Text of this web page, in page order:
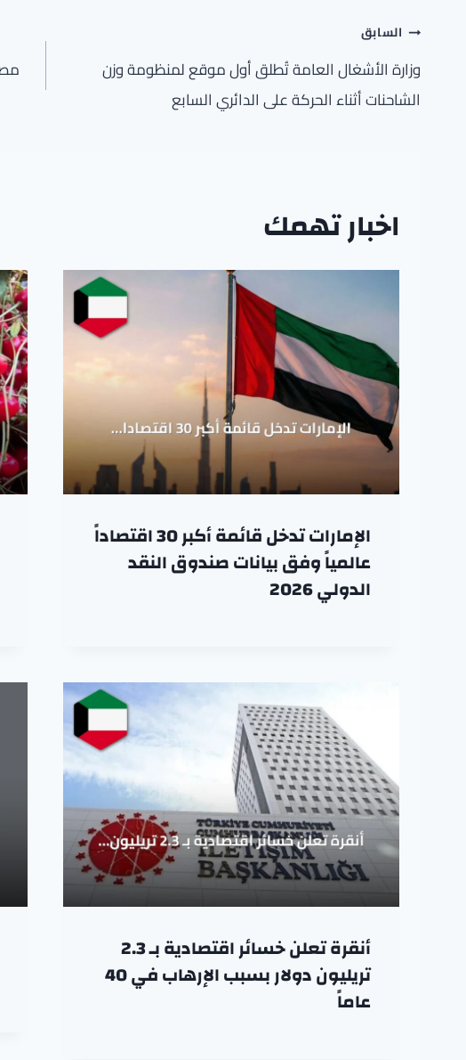
تصفّح
المقالات
السابق
وزارة الأشغال العامة تُطلق أول موقع لمنظومة وزن
الشاحنات أثناء الحركة على الدائري السابع
اخبار تهمك
الإمارات تدخل قائمة أكبر 30 اقتصاداً
عالمياً وفق بيانات صندوق النقد
الدولي 2026
أنقرة تعلن خسائر اقتصادية بـ 2.3
تريليون دولار بسبب الإرهاب في 40
عاماً